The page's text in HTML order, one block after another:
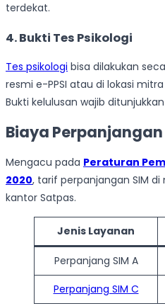
terdekat.
4. Bukti Tes Psikologi
Tes psikologi bisa dilakukan
resmi e-PPSI atau di lokasi
Bukti kelulusan wajib
Biaya Perpanjangan
Mengacu pada Peraturan
2020, tarif perpanjangan SIM
kantor Satpas.
Jenis Layanan
Perpanjang SIM A
Perpanjang SIM C